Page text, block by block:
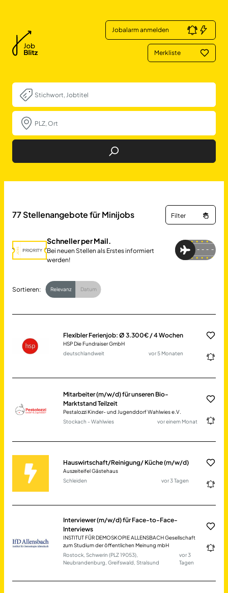
Jobalarm anmelden
Merkliste
Job Finden
77Stellenangebote für Minijobs Filter
Schneller per Mail.
Bei neuen Stellen als Erstes informiert
werden!
Sortieren: Relevanz Datum
Flexibler Ferienjob: Ø 3.300€ / 4 Wochen
HSP Die Fundraiser GmbH
deutschlandweit
vor 5 Monaten
Mitarbeiter (m/w/d) für unseren Bio-
Marktstand Teilzeit
Pestalozzi Kinder- und Jugenddorf Wahlwies e.V.
Stockach - Wahlwies
vor einem Monat
Hauswirtschaft/Reinigung/ Küche (m/w/d)
Auszeiteifel Gästehaus
Schleiden
vor 3 Tagen
Interviewer (m/w/d) für Face-to-Face-
Interviews
INSTITUT FÜR DEMOSKOPIE ALLENSBACH Gesellschaft
zum Studium der öffentlichen Meinung mbH
Rostock, Schwerin (PLZ 19053),
Neubrandenburg, Greifswald, Stralsund
vor 3
Tagen